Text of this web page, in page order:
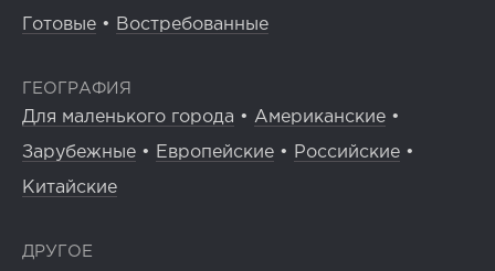
Готовые • Востребованные
ГЕОГРАФИЯ
Для маленького города • Американские •
Зарубежные • Европейские • Российские •
Китайские
ДРУГОЕ